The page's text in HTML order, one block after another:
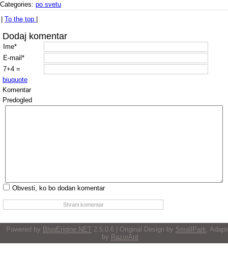
Categories: po svetu
To the top
Dodaj komentar
Ime*
E-mail*
7+4 =
biuquote
Komentar
Predogled
Obvesti, ko bo dodan komentar
Powered by BlogEngine.NET 2.5.0.6 | Original Design by SmallPark,
by RazorAnt